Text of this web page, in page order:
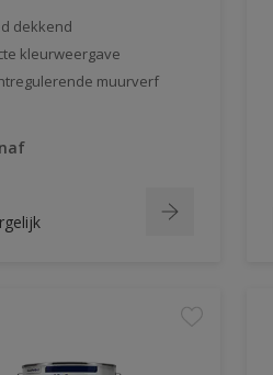
dekkend
kleurweergave
muurverf